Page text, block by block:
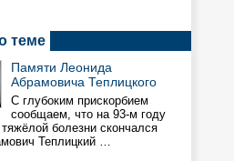
теме
Памяти Леонида
Абрамовича Теплицкого
С глубоким прискорбием
сообщаем, что на 93-м году
болезни скончался
Теплицкий …